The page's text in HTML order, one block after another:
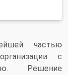
частью
с
Решение